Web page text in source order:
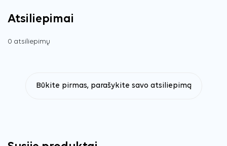
Atsiliepimai
0 atsiliepimų
Būkite pirmas, parašykite savo atsiliepimą